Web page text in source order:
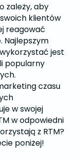
zależy, aby
klientów
reagować
Najlepszym
jest
popularny
czasu
w swojej
w odpowiedni
z RTM?
poniżej!